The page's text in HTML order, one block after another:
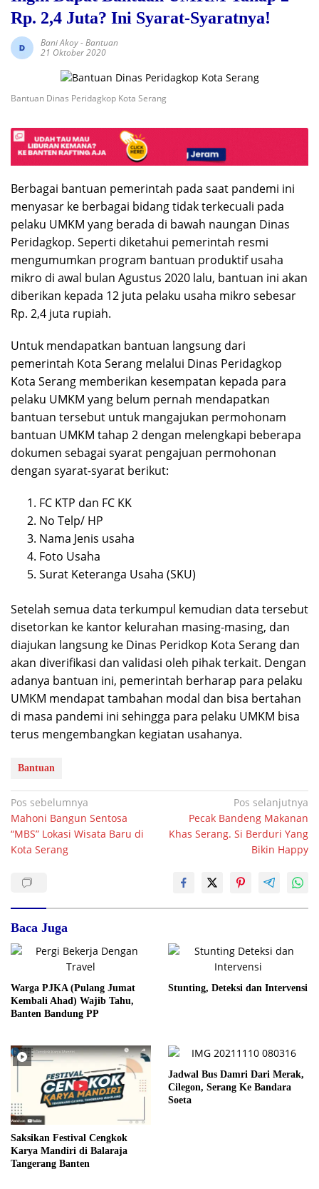
Rp. 2,4 Juta? Ini Syarat-Syaratnya!
Bani Akoy-Bantuan
21 Oktober 2020
Bantuan Dinas Peridagkop Kota Serang
Berbagai bantuan pemerintah pada saat pandemi ini
menyasar ke berbagai bidang tidak terkecuali pada
pelaku UMKM yang berada di bawah naungan Dinas
Peridagkop. Seperti diketahui pemerintah resmi
mengumumkan program bantuan produktif usaha
mikro di awal bulan Agustus 2020 lalu, bantuan ini akan
diberikan kepada 12 juta pelaku usaha mikro sebesar
Rp. 2,4 juta rupiah.
Untuk mendapatkan bantuan langsung dari
pemerintah Kota Serang melalui Dinas Peridagkop
Kota Serang memberikan kesempatan kepada para
pelaku UMKM yang belum pernah mendapatkan
bantuan tersebut untuk mangajukan permohonam
bantuan UMKM tahap 2 dengan melengkapi beberapa
dokumen sebagai syarat pengajuan permohonan
dengan syarat-syarat berikut:
FC KTP dan FC KK
No Telp/ HP
Nama Jenis usaha
Foto Usaha
Surat Keteranga Usaha (SKU)
Setelah semua data terkumpul kemudian data tersebut
disetorkan ke kantor kelurahan masing-masing, dan
diajukan langsung ke Dinas Peridkop Kota Serang dan
akan diverifikasi dan validasi oleh pihak terkait. Dengan
adanya bantuan ini, pemerintah berharap para pelaku
UMKM mendapat tambahan modal dan bisa bertahan
di masa pandemi ini sehingga para pelaku UMKM bisa
terus mengembangkan kegiatan usahanya.
Bantuan
Navigasi
pos
Pos sebelumnya
Mahoni Bangun Sentosa
“MBS” Lokasi Wisata Baru di
Kota Serang
Pos selanjutnya
Pecak Bandeng Makanan
Khas Serang. Si Berduri Yang
Bikin Happy
Baca Juga
Warga PJKA (Pulang Jumat
Kembali Ahad) Wajib Tahu,
Banten Bandung PP
Stunting, Deteksi dan Intervensi
Saksikan Festival Cengkok
Karya Mandiri di Balaraja
Tangerang Banten
Jadwal Bus Damri Dari Merak,
Cilegon, Serang Ke Bandara
Soeta